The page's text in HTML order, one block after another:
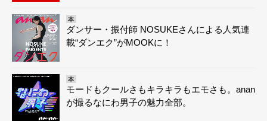
本
ダンサー・振付師 NOSUKEさんによる人気連
載“ダンエク”がMOOKに！
本
モードもクールさもキラキラもエモさも。anan
が撮るなにわ男子の魅力全部。